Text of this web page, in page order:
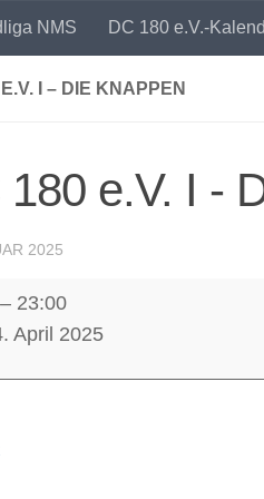
NMS DC 180 e.V.-
I – DIE KNAPPEN
180 e.V. I -
2025
– 23:00
April 2025